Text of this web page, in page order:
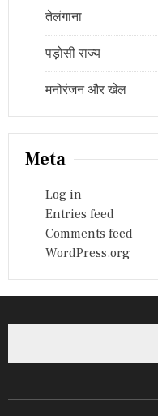
तेलंगाना
पड़ोसी राज्य
मनोरंजन और खेल
Meta
Log in
Entries feed
Comments feed
WordPress.org